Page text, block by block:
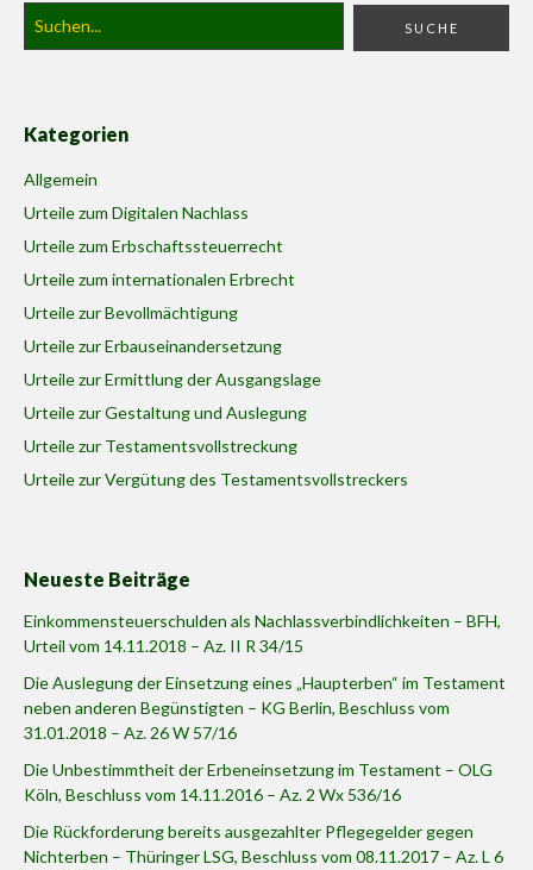
Kategorien
Allgemein
Urteile zum Digitalen Nachlass
Urteile zum Erbschaftssteuerrecht
Urteile zum internationalen Erbrecht
Urteile zur Bevollmächtigung
Urteile zur Erbauseinandersetzung
Urteile zur Ermittlung der Ausgangslage
Urteile zur Gestaltung und Auslegung
Urteile zur Testamentsvollstreckung
Urteile zur Vergütung des Testamentsvollstreckers
Neueste Beiträge
Einkommensteuerschulden als Nachlassverbindlichkeiten – BFH,
Urteil vom 14.11.2018 – Az. II R 34/15
Die Auslegung der Einsetzung eines „Haupterben“ im Testament
neben anderen Begünstigten – KG Berlin, Beschluss vom
31.01.2018 – Az. 26 W 57/16
Die Unbestimmtheit der Erbeneinsetzung im Testament – OLG
Köln, Beschluss vom 14.11.2016 – Az. 2 Wx 536/16
Die Rückforderung bereits ausgezahlter Pflegegelder gegen
Nichterben – Thüringer LSG, Beschluss vom 08.11.2017 – Az. L 6